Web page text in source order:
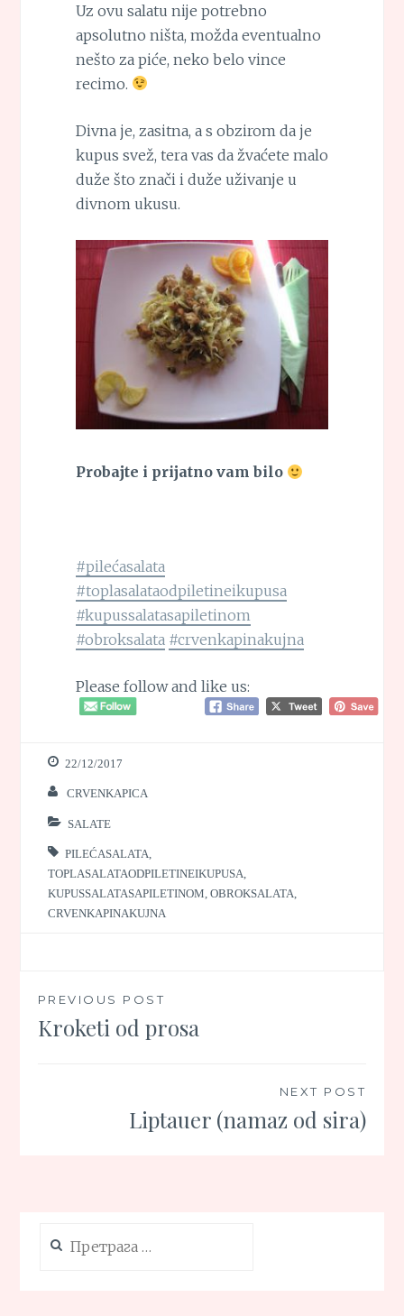
Uz ovu salatu nije potrebno
apsolutno ništa, možda eventualno
nešto za piće, neko belo vince
recimo.
Divna je, zasitna, a s obzirom da je
kupus svež, tera vas da žvaćete malo
duže što znači i duže uživanje u
divnom ukusu.
Probajte i prijatno vam bilo
#pilećasalata
#toplasalataodpiletineikupusa
#kupussalatasapiletinom
#obroksalata #crvenkapinakujna
Please follow and like us:
22/12/2017
CRVENKAPICA
SALATE
PILEĆASALATA
TOPLASALATAODPILETINEIKUPUSA
KUPUSSALATASAPILETINOM ,OBROKSALATA
CRVENKAPINAKUJNA
Кретање
чланка
PREVIOUS POST
Kroketi od prosa
NEXT POST
Liptauer (namaz od sira)
за: